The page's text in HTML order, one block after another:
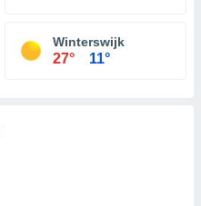
Winterswijk
27° 11°